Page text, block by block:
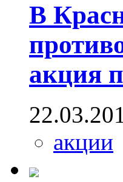
В
акция
акции